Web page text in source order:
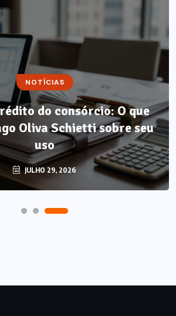
NOTÍCIAS
do consórcio: O que
Oliva Schietti sobre seu
uso
JULHO 29, 2026
NOTÍCIAS
por que autonomia
único resultado que não
regride?
AGOSTO 7, 2026